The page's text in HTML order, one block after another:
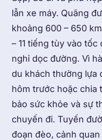
lẫn xe máy. Quãng
khoảng 600 – 650
– 11 tiếng tùy vào
nghỉ dọc đường. Vì
du khách thường lựa
hôm trước hoặc chia
bảo sức khỏe và sự
chuyến đi. Tuyến
đoạn đèo, cảnh